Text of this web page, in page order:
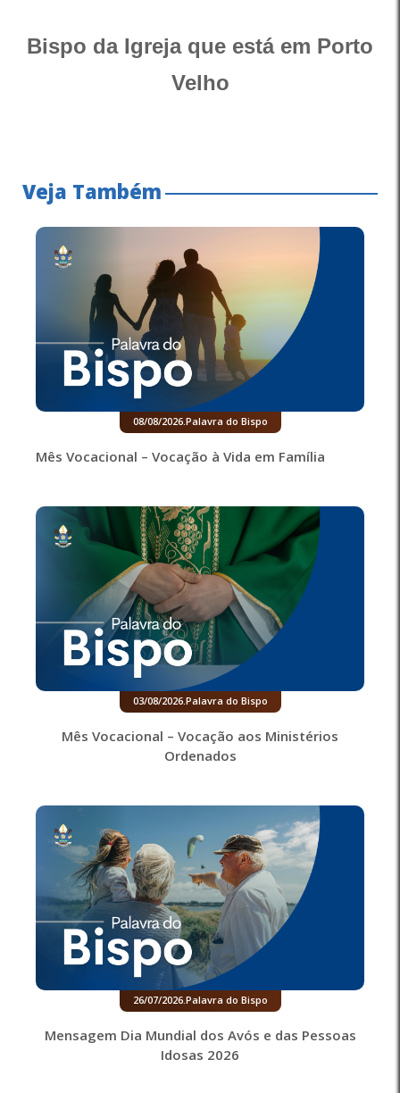
Bispo da Igreja que está em Porto
Velho
Veja Também
08/08/2026.Palavra do Bispo
Mês Vocacional – Vocação à Vida em Família
03/08/2026.Palavra do Bispo
Mês Vocacional – Vocação aos Ministérios
Ordenados
26/07/2026.Palavra do Bispo
Mensagem Dia Mundial dos Avós e das Pessoas
Idosas 2026